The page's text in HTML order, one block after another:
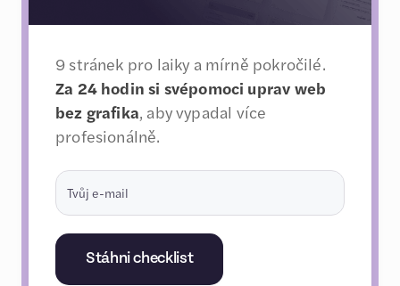
9 stránek pro laiky a mírně pokročilé.
Za 24 hodin si svépomoci uprav web
bez grafika, aby vypadal více
profesionálně.
Stáhni checklist